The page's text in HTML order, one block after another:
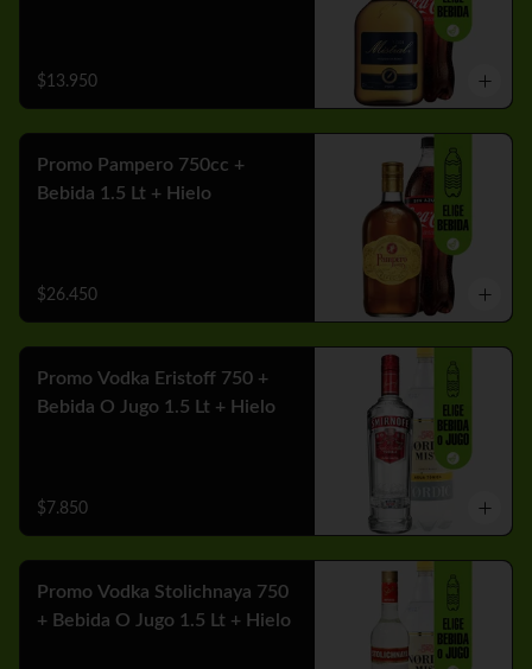
$13.950
Promo Pampero 750cc +
Bebida 1.5 Lt + Hielo
$26.450
Promo Vodka Eristoff 750 +
Bebida O Jugo 1.5 Lt + Hielo
$7.850
Promo Vodka Stolichnaya 750
+ Bebida O Jugo 1.5 Lt + Hielo